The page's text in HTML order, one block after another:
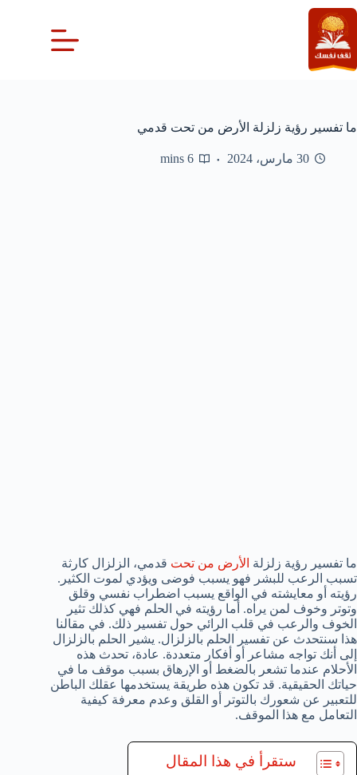
التجاوز
إلى
المحتوى
ما تفسير رؤية زلزلة الأرض من تحت قدمي
30 مارس، 2024 6 mins
ما تفسير رؤية زلزلة الأرض من تحت قدمي، الزلزال كارثة
تسبب الرعب للبشر فهو يسبب فوضى ويؤدي لموت الكثير.
رؤيته أو معايشته في الواقع يسبب اضطراب نفسي وقلق
وتوتر وخوف لمن يراه. أما رؤيته في الحلم فهي كذلك تثير
الخوف والرعب في قلب الرائي حول تفسير ذلك. في مقالنا
هذا سنتحدث عن تفسير الحلم بالزلزال. يشير الحلم بالزلزال
إلى أنك تواجه مشاعر أو أفكار متعددة. عادة، تحدث هذه
الأحلام عندما تشعر بالضغط أو الإرهاق بسبب موقف ما في
حياتك الحقيقية. قد تكون هذه طريقة يستخدمها عقلك الباطن
للتعبير عن شعورك بالتوتر أو القلق وعدم معرفة كيفية
التعامل مع هذا الموقف.
ستقرأ في هذا المقال